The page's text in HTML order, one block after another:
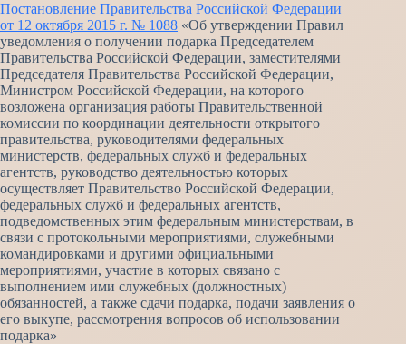
Постановление Правительства Российской Федерации
от 12 октября 2015 г. № 1088 «Об утверждении Правил
уведомления о получении подарка Председателем
Правительства Российской Федерации, заместителями
Председателя Правительства Российской Федерации,
Министром Российской Федерации, на которого
возложена организация работы Правительственной
комиссии по координации деятельности открытого
правительства, руководителями федеральных
министерств, федеральных служб и федеральных
агентств, руководство деятельностью которых
осуществляет Правительство Российской Федерации,
федеральных служб и федеральных агентств,
подведомственных этим федеральным министерствам, в
связи с протокольными мероприятиями, служебными
командировками и другими официальными
мероприятиями, участие в которых связано с
выполнением ими служебных (должностных)
обязанностей, а также сдачи подарка, подачи заявления о
его выкупе, рассмотрения вопросов об использовании
подарка»